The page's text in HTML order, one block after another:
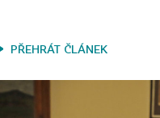
PŘEHRÁT ČLÁNEK